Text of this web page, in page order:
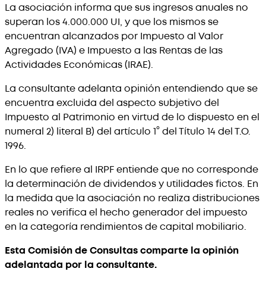
La asociación informa que sus ingresos anuales no
superan los 4.000.000 UI, y que los mismos se
encuentran alcanzados por Impuesto al Valor
Agregado (IVA) e Impuesto a las Rentas de las
Actividades Económicas (IRAE).
La consultante adelanta opinión entendiendo que se
encuentra excluida del aspecto subjetivo del
Impuesto al Patrimonio en virtud de lo dispuesto en el
numeral 2) literal B) del artículo 1° del Título 14 del T.O.
1996.
En lo que refiere al IRPF entiende que no corresponde
la determinación de dividendos y utilidades fictos. En
la medida que la asociación no realiza distribuciones
reales no verifica el hecho generador del impuesto
en la categoría rendimientos de capital mobiliario.
Esta Comisión de Consultas comparte la opinión
adelantada por la consultante.